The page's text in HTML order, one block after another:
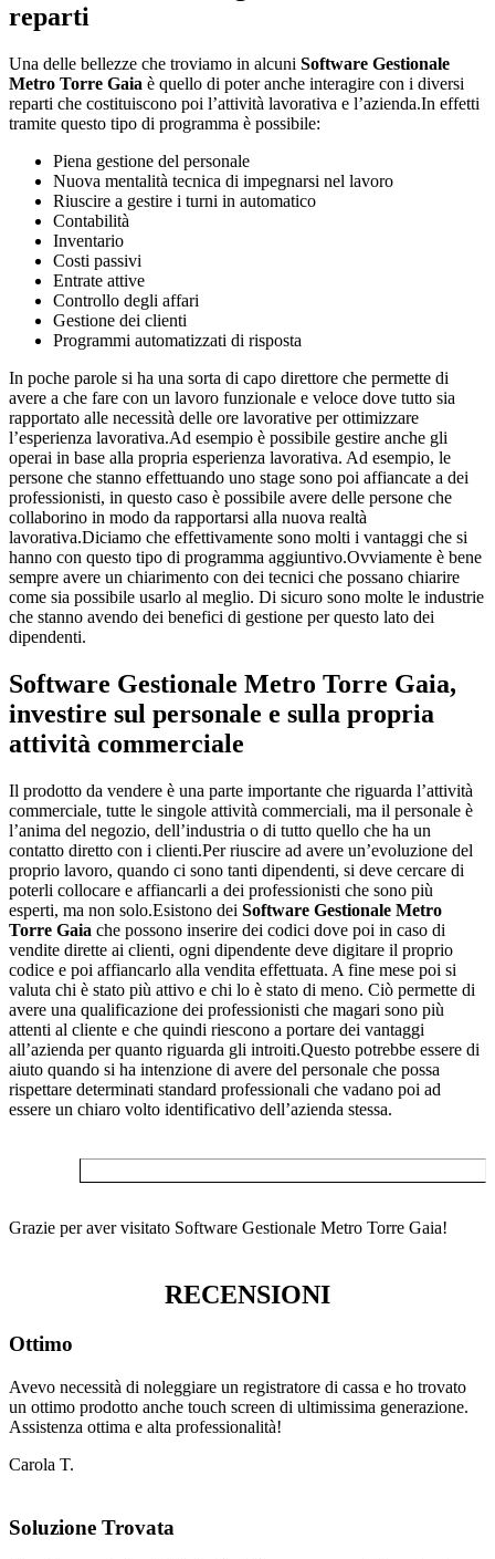
reparti
Una delle bellezze che troviamo in alcuni Software Gestionale
Metro Torre Gaia è quello di poter anche interagire con i diversi
reparti che costituiscono poi l’attività lavorativa e l’azienda.In effetti
tramite questo tipo di programma è possibile:
Piena gestione del personale
Nuova mentalità tecnica di impegnarsi nel lavoro
Riuscire a gestire i turni in automatico
Contabilità
Inventario
Costi passivi
Entrate attive
Controllo degli affari
Gestione dei clienti
Programmi automatizzati di risposta
In poche parole si ha una sorta di capo direttore che permette di
avere a che fare con un lavoro funzionale e veloce dove tutto sia
rapportato alle necessità delle ore lavorative per ottimizzare
l’esperienza lavorativa.Ad esempio è possibile gestire anche gli
operai in base alla propria esperienza lavorativa. Ad esempio, le
persone che stanno effettuando uno stage sono poi affiancate a dei
professionisti, in questo caso è possibile avere delle persone che
collaborino in modo da rapportarsi alla nuova realtà
lavorativa.Diciamo che effettivamente sono molti i vantaggi che si
hanno con questo tipo di programma aggiuntivo.Ovviamente è bene
sempre avere un chiarimento con dei tecnici che possano chiarire
come sia possibile usarlo al meglio. Di sicuro sono molte le industrie
che stanno avendo dei benefici di gestione per questo lato dei
dipendenti.
Software Gestionale Metro Torre Gaia,
investire sul personale e sulla propria
attività commerciale
Il prodotto da vendere è una parte importante che riguarda l’attività
commerciale, tutte le singole attività commerciali, ma il personale è
l’anima del negozio, dell’industria o di tutto quello che ha un
contatto diretto con i clienti.Per riuscire ad avere un’evoluzione del
proprio lavoro, quando ci sono tanti dipendenti, si deve cercare di
poterli collocare e affiancarli a dei professionisti che sono più
esperti, ma non solo.Esistono dei Software Gestionale Metro
Torre Gaia che possono inserire dei codici dove poi in caso di
vendite dirette ai clienti, ogni dipendente deve digitare il proprio
codice e poi affiancarlo alla vendita effettuata. A fine mese poi si
valuta chi è stato più attivo e chi lo è stato di meno. Ciò permette di
avere una qualificazione dei professionisti che magari sono più
attenti al cliente e che quindi riescono a portare dei vantaggi
all’azienda per quanto riguarda gli introiti.Questo potrebbe essere di
aiuto quando si ha intenzione di avere del personale che possa
rispettare determinati standard professionali che vadano poi ad
essere un chiaro volto identificativo dell’azienda stessa.
Grazie per aver visitato Software Gestionale Metro Torre Gaia!
RECENSIONI
Ottimo
Avevo necessità di noleggiare un registratore di cassa e ho trovato
un ottimo prodotto anche touch screen di ultimissima generazione.
Assistenza ottima e alta professionalità!
Carola T.
Soluzione Trovata